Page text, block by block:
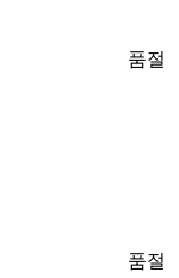
품절
품절